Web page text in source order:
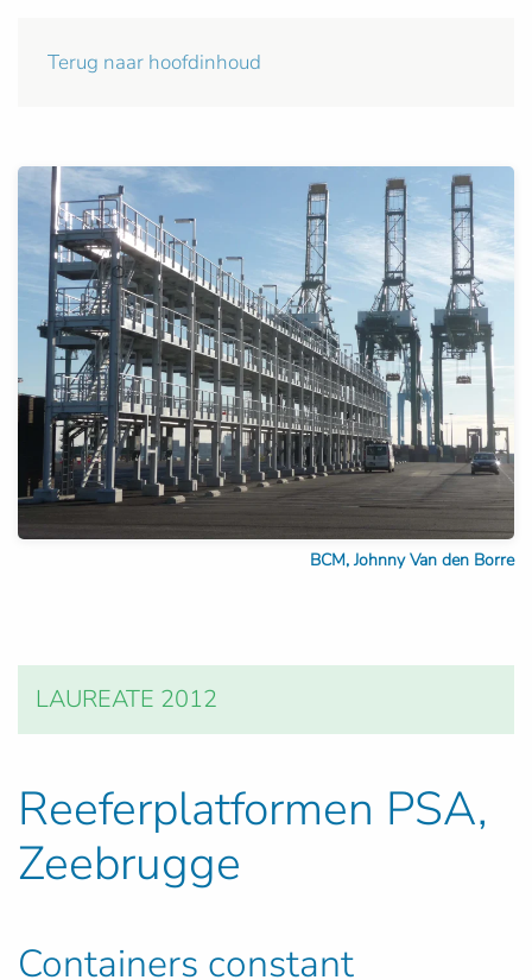
Terug naar hoofdinhoud
BCM, Johnny Van den Borre
LAUREATE 2012
Reeferplatformen PSA,
Zeebrugge
Containers constant